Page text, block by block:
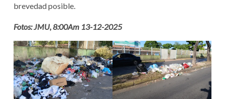
brevedad posible.
Fotos: JMU, 8:00Am 13-12-2025